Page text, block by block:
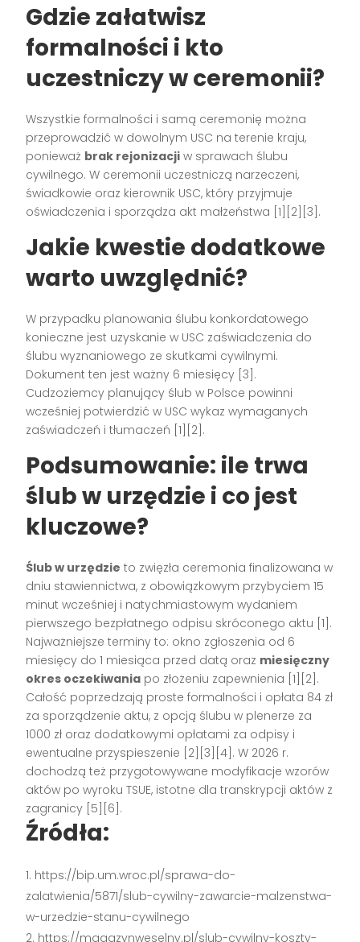
Gdzie załatwisz
formalności i kto
uczestniczy w ceremonii?
Wszystkie formalności i samą ceremonię można
przeprowadzić w dowolnym USC na terenie kraju,
ponieważ brak rejonizacji w sprawach ślubu
cywilnego. W ceremonii uczestniczą narzeczeni,
świadkowie oraz kierownik USC, który przyjmuje
oświadczenia i sporządza akt małżeństwa [1][2][3].
Jakie kwestie dodatkowe
warto uwzględnić?
W przypadku planowania ślubu konkordatowego
konieczne jest uzyskanie w USC zaświadczenia do
ślubu wyznaniowego ze skutkami cywilnymi.
Dokument ten jest ważny 6 miesięcy [3].
Cudzoziemcy planujący ślub w Polsce powinni
wcześniej potwierdzić w USC wykaz wymaganych
zaświadczeń i tłumaczeń [1][2].
Podsumowanie: ile trwa
ślub w urzędzie i co jest
kluczowe?
Ślub w urzędzie to zwięzła ceremonia finalizowana w
dniu stawiennictwa, z obowiązkowym przybyciem 15
minut wcześniej i natychmiastowym wydaniem
pierwszego bezpłatnego odpisu skróconego aktu [1].
Najważniejsze terminy to: okno zgłoszenia od 6
miesięcy do 1 miesiąca przed datą oraz miesięczny
okres oczekiwania po złożeniu zapewnienia [1][2].
Całość poprzedzają proste formalności i opłata 84 zł
za sporządzenie aktu, z opcją ślubu w plenerze za
1000 zł oraz dodatkowymi opłatami za odpisy i
ewentualne przyspieszenie [2][3][4]. W 2026 r.
dochodzą też przygotowywane modyfikacje wzorów
aktów po wyroku TSUE, istotne dla transkrypcji aktów z
zagranicy [5][6].
Źródła:
https://bip.um.wroc.pl/sprawa-do-
zalatwienia/5871/slub-cywilny-zawarcie-malzenstwa-
w-urzedzie-stanu-cywilnego
https://magazynweselny.pl/slub-cywilny-koszty-